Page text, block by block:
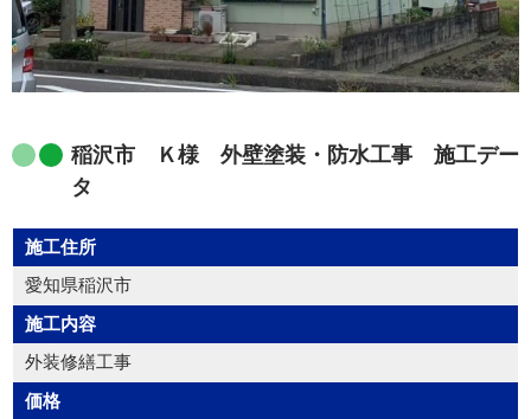
稲沢市 Ｋ様 外壁塗装・防水工事 施工デー
タ
施工住所
愛知県稲沢市
施工内容
外装修繕工事
価格